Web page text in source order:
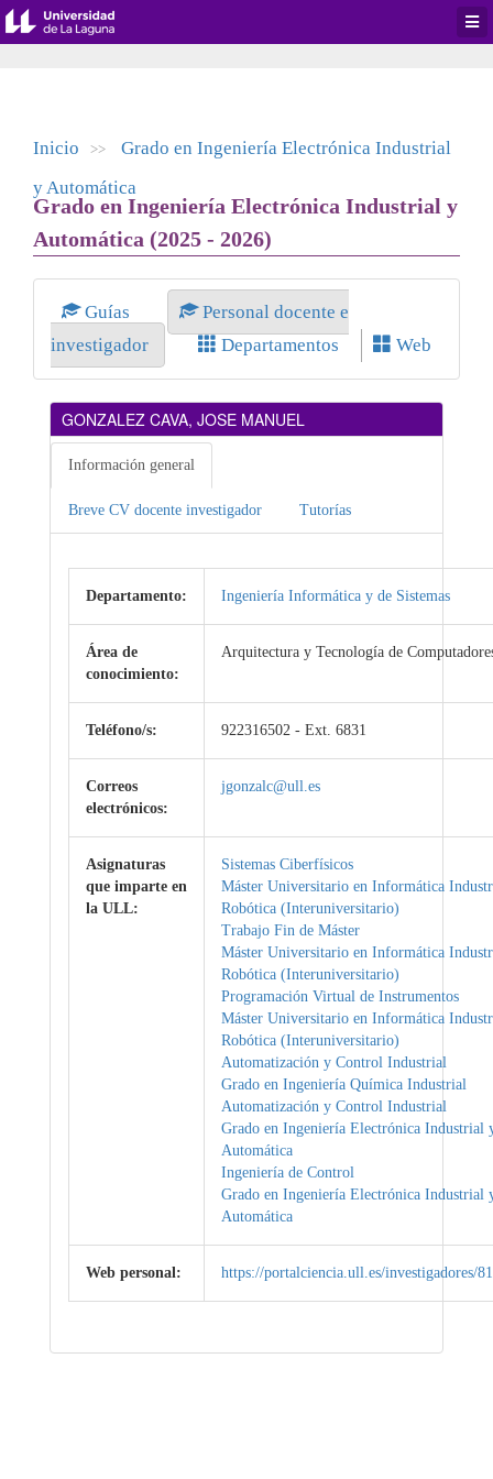
Inicio >>
Grado en Ingeniería Electrónica Industrial
y Automática
Grado en Ingeniería Electrónica Industrial y
Automática (2025 - 2026)
Guías
Personal docente e
investigador
Departamentos Web
GONZALEZ CAVA, JOSE MANUEL
Información general
Breve CV docente investigador Tutorías
Departamento: Ingeniería Informática y de Sistemas
Área de
conocimiento:
Arquitectura y Tecnología de
Teléfono/s: 922316502 - Ext. 6831
Correos
electrónicos:
jgonzalc@ull.es
Asignaturas
que imparte en
la ULL:
Sistemas Ciberfísicos
Máster Universitario en Informática
Robótica (Interuniversitario)
Trabajo Fin de Máster
Máster Universitario en Informática
Robótica (Interuniversitario)
Programación Virtual de Instrumentos
Máster Universitario en Informática
Robótica (Interuniversitario)
Automatización y Control Industrial
Grado en Ingeniería Química Industrial
Automatización y Control Industrial
Grado en Ingeniería Electrónica Industrial
Automática
Ingeniería de Control
Grado en Ingeniería Electrónica Industrial
Automática
Web personal: https://portalciencia.ull.es/investigadores/